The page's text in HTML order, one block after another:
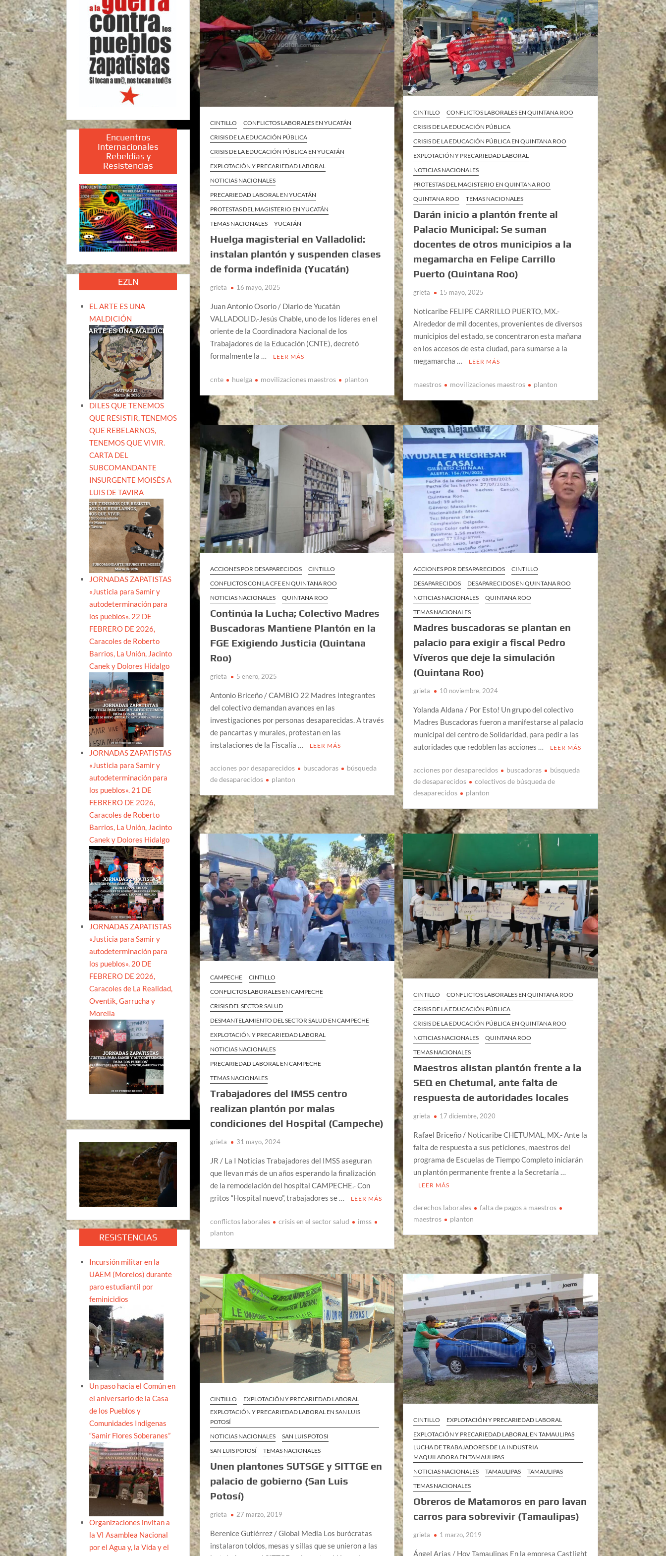
CINTILLO
CONFLICTOS LABORALES EN YUCATÁN
CRISIS DE LA EDUCACIÓN PÚBLICA
CRISIS DE LA EDUCACIÓN PÚBLICA EN YUCATÁN
EXPLOTACIÓN Y PRECARIEDAD LABORAL
NOTICIAS NACIONALES
PRECARIEDAD LABORAL EN YUCATÁN
PROTESTAS DEL MAGISTERIO EN YUCATÁN
TEMAS NACIONALES
YUCATÁN
Huelga magisterial en Valladolid:
instalan plantón y suspenden clases
de forma indefinida (Yucatán)
grieta 16 mayo, 2025
Juan Antonio Osorio / Diario de Yucatán
VALLADOLID.-Jesús Chable, uno de los líderes en el
oriente de la Coordinadora Nacional de los
Trabajadores de la Educación (CNTE), decretó
formalmente la …
LEER MÁS
cnte huelga movilizaciones maestros planton
CINTILLO
CONFLICTOS LABORALES EN QUINTANA ROO
CRISIS DE LA EDUCACIÓN PÚBLICA
CRISIS DE LA EDUCACIÓN PÚBLICA EN QUINTANA ROO
EXPLOTACIÓN Y PRECARIEDAD LABORAL
NOTICIAS NACIONALES
PROTESTAS DEL MAGISTERIO EN QUINTANA ROO
QUINTANA ROO
TEMAS NACIONALES
Darán inicio a plantón frente al
Palacio Municipal: Se suman
docentes de otros municipios a la
megamarcha en Felipe Carrillo
Puerto (Quintana Roo)
grieta 15 mayo, 2025
Noticaribe FELIPE CARRILLO PUERTO, MX.-
Alrededor de mil docentes, provenientes de diversos
municipios del estado, se concentraron esta mañana
en los accesos de esta ciudad, para sumarse a la
megamarcha …
LEER MÁS
maestros movilizaciones maestros planton
ACCIONES POR DESAPARECIDOS
CINTILLO
CONFLICTOS CON LA CFE EN QUINTANA ROO
NOTICIAS NACIONALES
QUINTANA ROO
Continúa la Lucha; Colectivo Madres
Buscadoras Mantiene Plantón en la
FGE Exigiendo Justicia (Quintana
Roo)
grieta 5 enero, 2025
Antonio Briceño / CAMBIO 22 Madres integrantes
del colectivo demandan avances en las
investigaciones por personas desaparecidas. A través
de pancartas y murales, protestan en las
instalaciones de la Fiscalía …
LEER MÁS
acciones por desaparecidos buscadoras
búsqueda
de desaparecidos
planton
ACCIONES POR DESAPARECIDOS
CINTILLO
DESAPARECIDOS
DESAPARECIDOS EN QUINTANA ROO
NOTICIAS NACIONALES
QUINTANA ROO
TEMAS NACIONALES
Madres buscadoras se plantan en
palacio para exigir a fiscal Pedro
Víveros que deje la simulación
(Quintana Roo)
grieta 10 noviembre, 2024
Yolanda Aldana / Por Esto! Un grupo del colectivo
Madres Buscadoras fueron a manifestarse al palacio
municipal del centro de Solidaridad, para pedir a las
autoridades que redoblen las acciones …
LEER MÁS
acciones por desaparecidos buscadoras
búsqueda
de desaparecidos
colectivos de búsqueda de
desaparecidos
planton
CAMPECHE
CINTILLO
CONFLICTOS LABORALES EN CAMPECHE
CRISIS DEL SECTOR SALUD
DESMANTELAMIENTO DEL SECTOR SALUD EN CAMPECHE
EXPLOTACIÓN Y PRECARIEDAD LABORAL
NOTICIAS NACIONALES
PRECARIEDAD LABORAL EN CAMPECHE
TEMAS NACIONALES
Trabajadores del IMSS centro
realizan plantón por malas
condiciones del Hospital (Campeche)
grieta 31 mayo, 2024
JR / La I Noticias Trabajadores del IMSS aseguran
que llevan más de un años esperando la finalización
de la remodelación del hospital CAMPECHE.- Con
gritos “Hospital nuevo”, trabajadores se …
LEER MÁS
conflictos laborales crisis en el sector salud
imss
planton
CINTILLO
CONFLICTOS LABORALES EN QUINTANA ROO
CRISIS DE LA EDUCACIÓN PÚBLICA
CRISIS DE LA EDUCACIÓN PÚBLICA EN QUINTANA ROO
NOTICIAS NACIONALES
QUINTANA ROO
TEMAS NACIONALES
Maestros alistan plantón frente a la
SEQ en Chetumal, ante falta de
respuesta de autoridades locales
grieta 17 diciembre, 2020
Rafael Briceño / Noticaribe CHETUMAL, MX.- Ante la
falta de respuesta a sus peticiones, maestros del
programa de Escuelas de Tiempo Completo iniciarán
un plantón permanente frente a la Secretaría …
LEER MÁS
derechos laborales
falta de pagos a maestros
maestros
planton
CINTILLO
EXPLOTACIÓN Y PRECARIEDAD LABORAL
EXPLOTACIÓN Y PRECARIEDAD LABORAL EN SAN LUIS
POTOSÍ
NOTICIAS NACIONALES
SAN LUIS POTOSI
SAN LUIS POTOSÍ
TEMAS NACIONALES
Unen plantones SUTSGE y SITTGE en
palacio de gobierno (San Luis
Potosí)
grieta 27 marzo, 2019
Berenice Gutiérrez / Global Media Los burócratas
instalaron toldos, mesas y sillas que se unieron a las
CINTILLO
EXPLOTACIÓN Y PRECARIEDAD LABORAL
EXPLOTACIÓN Y PRECARIEDAD LABORAL EN TAMAULIPAS
LUCHA DE TRABAJADORES DE LA INDUSTRIA
MAQUILADORA EN TAMAULIPAS
NOTICIAS NACIONALES
TAMAULIPAS
TAMAULIPAS
TEMAS NACIONALES
Obreros de Matamoros en paro lavan
carros para sobrevivir (Tamaulipas)
grieta 1 marzo, 2019
Ángel Arias / Hoy Tamaulipas En la empresa Castlight
Encuentros
Internacionales
Rebeldías y
Resistencias
EZLN
EL ARTE ES UNA
MALDICIÓN
DILES QUE TENEMOS
QUE RESISTIR, TENEMOS
QUE REBELARNOS,
TENEMOS QUE VIVIR.
CARTA DEL
SUBCOMANDANTE
INSURGENTE MOISÉS A
LUIS DE TAVIRA
JORNADAS ZAPATISTAS
«Justicia para Samir y
autodeterminación para
los pueblos». 22 DE
FEBRERO DE 2026,
Caracoles de Roberto
Barrios, La Unión, Jacinto
Canek y Dolores Hidalgo
JORNADAS ZAPATISTAS
«Justicia para Samir y
autodeterminación para
los pueblos». 21 DE
FEBRERO DE 2026,
Caracoles de Roberto
Barrios, La Unión, Jacinto
Canek y Dolores Hidalgo
JORNADAS ZAPATISTAS
«Justicia para Samir y
autodeterminación para
los pueblos». 20 DE
FEBRERO DE 2026,
Caracoles de La Realidad,
Oventik, Garrucha y
Morelia
RESISTENCIAS
Incursión militar en la
UAEM (Morelos) durante
paro estudiantil por
feminicidios
Un paso hacia el Común en
el aniversario de la Casa
de los Pueblos y
Comunidades Indígenas
“Samir Flores Soberanes”
Organizaciones invitan a
la VI Asamblea Nacional
por el Agua y, la Vida y el